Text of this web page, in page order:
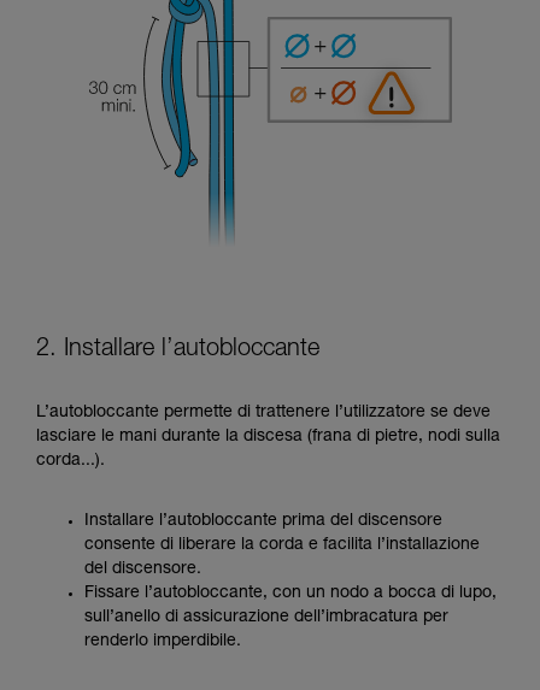
2. Installare l’autobloccante
L’autobloccante permette di trattenere l’utilizzatore se deve
lasciare le mani durante la discesa (frana di pietre, nodi sulla
corda...).
Installare l’autobloccante prima del discensore
consente di liberare la corda e facilita l’installazione
del discensore.
Fissare l’autobloccante, con un nodo a bocca di lupo,
sull’anello di assicurazione dell’imbracatura per
renderlo imperdibile.